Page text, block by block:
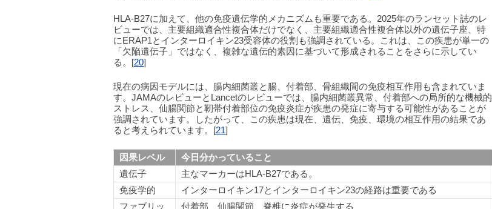
HLA-B27に加えて、他の免疫遺伝学的メカニズムも重要である。2025年のランセット誌のレ
ビューでは、主要組織適合性複合体だけでなく、主要組織適合性複合体以外の遺伝子座、特
にERAP1とインターロイキン23受容体の役割も強調されている。これは、この疾患が単一の
「欠陥遺伝子」ではなく、複雑な遺伝的素因に基づいて形成されることをさらに示してい
る。[20]
現在の病因モデルには、腸内細菌叢と腸、付着部、骨組織間の免疫相互作用も含まれていま
す。JAMAのレビューとLancetのレビューでは、腸内細菌叢異常、付着部への局所的な機械的
ストレス、仙腸関節と靭帯付着部位の免疫炎症が疾患の発症に寄与する可能性があることが
強調されています。したがって、この疾患は現在、遺伝、免疫、環境の相互作用の結果であ
ると考えられています。[21]
因果レベル
今日分かっていること
遺伝子
主なマーカーはHLA-B27である。
免疫学的
インターロイキン17とインターロイキン23の経路は重要である
ファブリッ
付着部、仙腸関節、脊椎に炎症が発生する